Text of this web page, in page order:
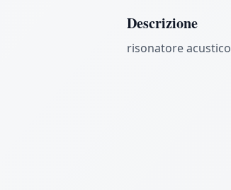
Descrizione
risonatore acustico